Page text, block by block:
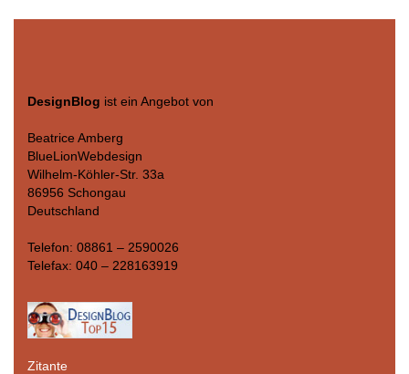
DesignBlog ist ein Angebot von
Beatrice Amberg
BlueLionWebdesign
Wilhelm-Köhler-Str. 33a
86956 Schongau
Deutschland
Telefon: 08861 – 2590026
Telefax: 040 – 228163919
Zitante